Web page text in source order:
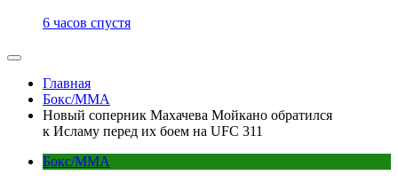
6 часов спустя
Главная
Бокс/MMA
Новый соперник Махачева Мойкано обратился
к Исламу перед их боем на UFC 311
Бокс/MMA